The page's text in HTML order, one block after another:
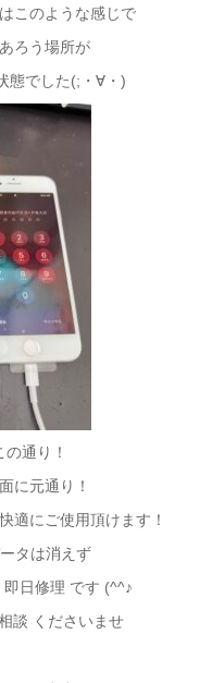
このような感じで
ろう場所が
態でした(;・∀・)
通り！
に元通り！
適にご使用頂けます！
タは消えず
日修理 です (^^♪
談 くださいませ